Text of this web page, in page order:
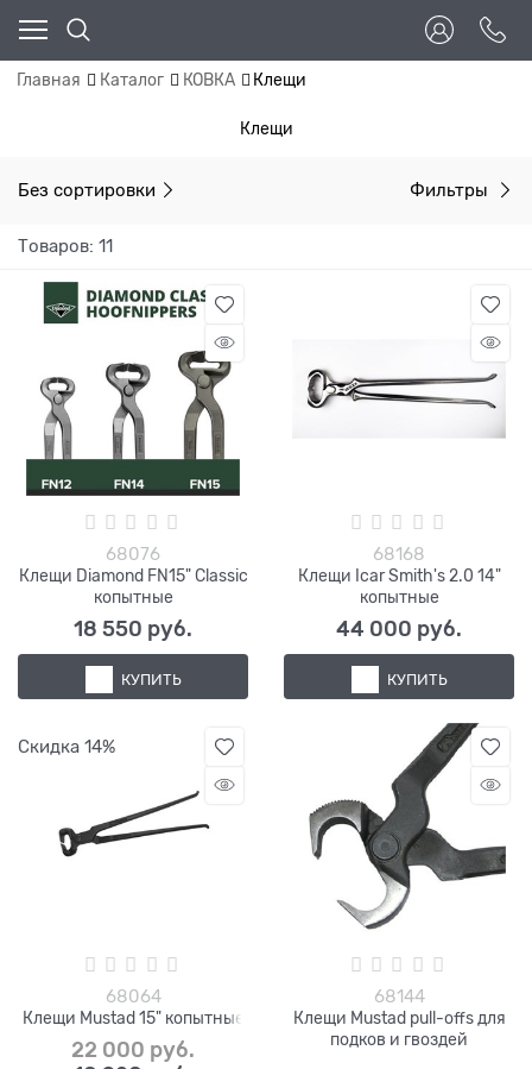
Главная Каталог КОВКА Клещи
Клещи
Без сортировки Фильтры
Товаров: 11
68076
Клещи Diamond FN15" Classic
копытные
18 550 руб.
КУПИТЬ
68168
Клещи Icar Smith's 2.0 14"
копытные
44 000 руб.
КУПИТЬ
Скидка 14%
68064
Клещи Mustad 15" копытные
22 000 руб.
68144
Клещи Mustad pull-offs для
подков и гвоздей